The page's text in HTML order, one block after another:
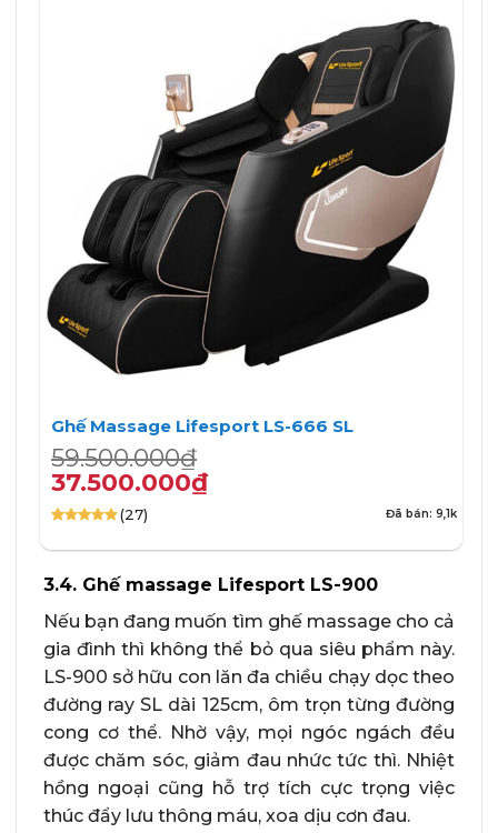
Ghế Massage Lifesport LS-666 SL
59.500.000₫
Giá
gốc
là:
59.500.000₫.
37.500.000₫
Giá
hiện
tại
là:
37.500.000₫.
dựa trên
(27) Đã bán: 9,1k
3.4. Ghế massage Lifesport LS-900
Nếu bạn đang muốn tìm ghế massage cho cả
gia đình thì không thể bỏ qua siêu phẩm này.
LS-900 sở hữu con lăn đa chiều chạy dọc theo
đường ray SL dài 125cm, ôm trọn từng đường
cong cơ thể. Nhờ vậy, mọi ngóc ngách đều
được chăm sóc, giảm đau nhức tức thì. Nhiệt
hồng ngoại cũng hỗ trợ tích cực trọng việc
thúc đẩy lưu thông máu, xoa dịu cơn đau.